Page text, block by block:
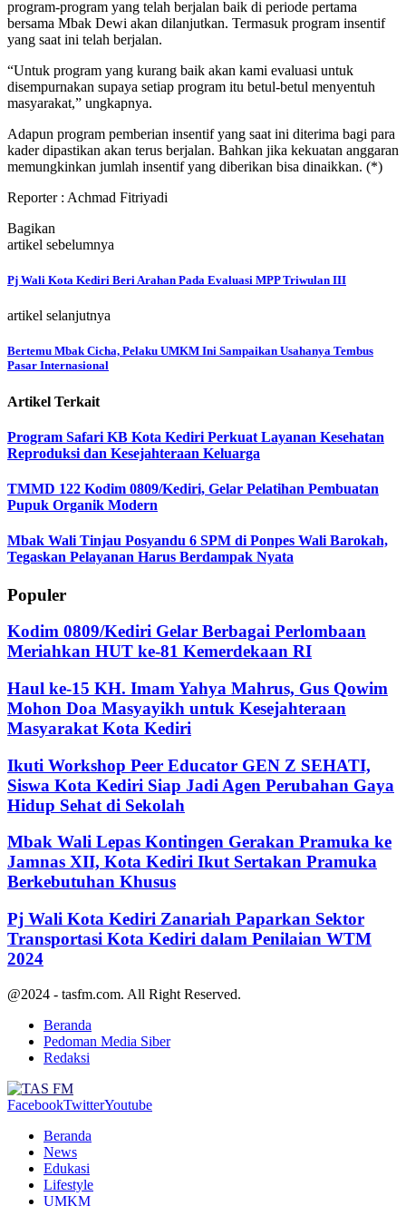
program-program yang telah berjalan baik di periode pertama
bersama Mbak Dewi akan dilanjutkan. Termasuk program insentif
yang saat ini telah berjalan.
“Untuk program yang kurang baik akan kami evaluasi untuk
disempurnakan supaya setiap program itu betul-betul menyentuh
masyarakat,” ungkapnya.
Adapun program pemberian insentif yang saat ini diterima bagi para
kader dipastikan akan terus berjalan. Bahkan jika kekuatan anggaran
memungkinkan jumlah insentif yang diberikan bisa dinaikkan. (*)
Reporter : Achmad Fitriyadi
Bagikan
artikel sebelumnya
Pj Wali Kota Kediri Beri Arahan Pada Evaluasi MPP Triwulan III
artikel selanjutnya
Bertemu Mbak Cicha, Pelaku UMKM Ini Sampaikan Usahanya Tembus
Pasar Internasional
Artikel Terkait
Program Safari KB Kota Kediri Perkuat Layanan Kesehatan
Reproduksi dan Kesejahteraan Keluarga
TMMD 122 Kodim 0809/Kediri, Gelar Pelatihan Pembuatan
Pupuk Organik Modern
Mbak Wali Tinjau Posyandu 6 SPM di Ponpes Wali Barokah,
Tegaskan Pelayanan Harus Berdampak Nyata
Populer
Kodim 0809/Kediri Gelar Berbagai Perlombaan
Meriahkan HUT ke-81 Kemerdekaan RI
Haul ke-15 KH. Imam Yahya Mahrus, Gus Qowim
Mohon Doa Masyayikh untuk Kesejahteraan
Masyarakat Kota Kediri
Ikuti Workshop Peer Educator GEN Z SEHATI,
Siswa Kota Kediri Siap Jadi Agen Perubahan Gaya
Hidup Sehat di Sekolah
Mbak Wali Lepas Kontingen Gerakan Pramuka ke
Jamnas XII, Kota Kediri Ikut Sertakan Pramuka
Berkebutuhan Khusus
Pj Wali Kota Kediri Zanariah Paparkan Sektor
Transportasi Kota Kediri dalam Penilaian WTM
2024
@2024 - tasfm.com. All Right Reserved.
Beranda
Pedoman Media Siber
Redaksi
FacebookTwitterYoutube
Beranda
News
Edukasi
Lifestyle
UMKM